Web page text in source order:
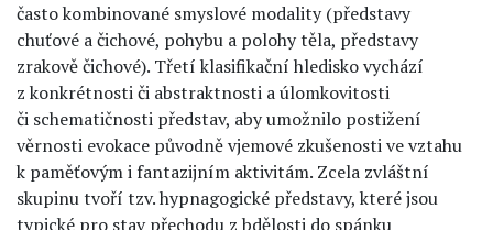
často kombinované smyslové modality (představy
chuťové a čichové, pohybu a polohy těla, představy
zrakově čichové). Třetí klasifikační hledisko vychází
z konkrétnosti či abstraktnosti a úlomkovitosti
či schematičnosti představ, aby umožnilo postižení
věrnosti evokace původně vjemové zkušenosti ve vztahu
k paměťovým i fantazijním aktivitám. Zcela zvláštní
skupinu tvoří tzv. hypnagogické představy, které jsou
typické pro stav přechodu z bdělosti do spánku